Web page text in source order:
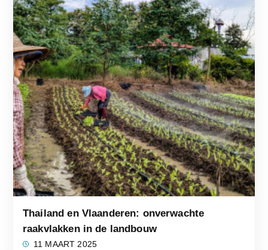
Thailand en Vlaanderen: onverwachte
raakvlakken in de landbouw
11 MAART 2025